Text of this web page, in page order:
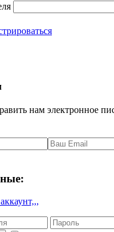
нам электронное